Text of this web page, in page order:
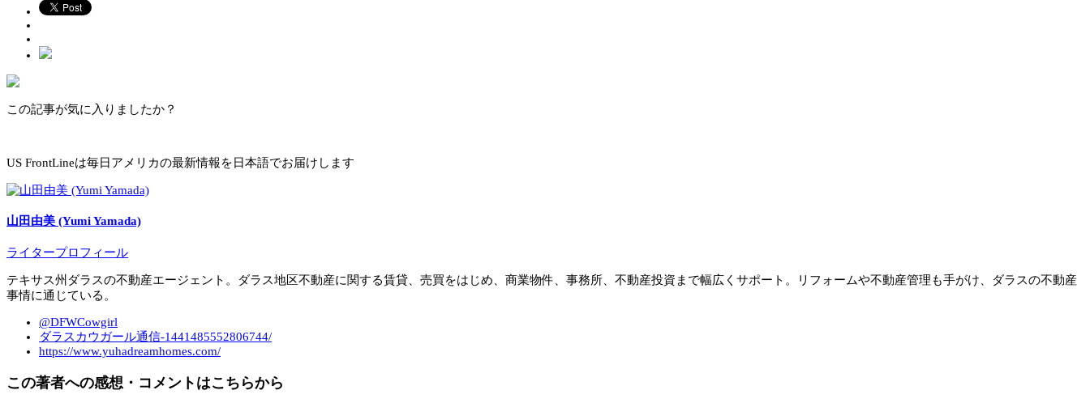
この記事が気に入りましたか？
US FrontLineは毎日アメリカの最新情報を日本語でお届けします
山田由美 (Yumi Yamada)
ライタープロフィール
テキサス州ダラスの不動産エージェント。ダラス地区不動産に関する賃貸、売買をはじめ、商業物件、事務所、不動産投資まで幅広くサポート。リフォームや不動産管理も手がけ、ダラスの不動産
事情に通じている。
@DFWCowgirl
ダラスカウガール通信-1441485552806744/
https://www.yuhadreamhomes.com/
この著者への感想・コメントはこちらから